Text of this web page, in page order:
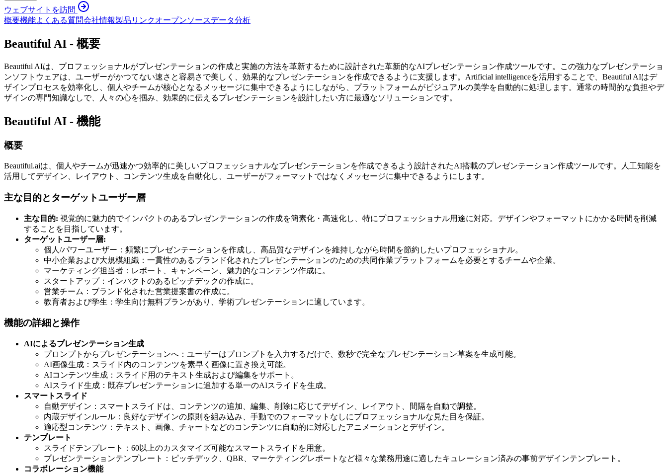
ウェブサイトを訪問
概要機能よくある質問会社情報製品リンクオープンソースデータ分析
Beautiful AI - 概要
Beautiful AIは、プロフェッショナルがプレゼンテーションの作成と実施の方法を革新するために設計された革新的なAIプレゼンテーション作成ツールです。この強力なプレゼンテーショ
ンソフトウェアは、ユーザーがかつてない速さと容易さで美しく、効果的なプレゼンテーションを作成できるように支援します。Artificial intelligenceを活用することで、Beautiful AIはデ
ザインプロセスを効率化し、個人やチームが核心となるメッセージに集中できるようにしながら、プラットフォームがビジュアルの美学を自動的に処理します。通常の時間的な負担やデ
ザインの専門知識なしで、人々の心を掴み、効果的に伝えるプレゼンテーションを設計したい方に最適なソリューションです。
Beautiful AI - 機能
概要
Beautiful.aiは、個人やチームが迅速かつ効率的に美しいプロフェッショナルなプレゼンテーションを作成できるよう設計されたAI搭載のプレゼンテーション作成ツールです。人工知能を
活用してデザイン、レイアウト、コンテンツ生成を自動化し、ユーザーがフォーマットではなくメッセージに集中できるようにします。
主な目的とターゲットユーザー層
主な目的: 視覚的に魅力的でインパクトのあるプレゼンテーションの作成を簡素化・高速化し、特にプロフェッショナル用途に対応。デザインやフォーマットにかかる時間を削減
することを目指しています。
ターゲットユーザー層:
個人/パワーユーザー：頻繁にプレゼンテーションを作成し、高品質なデザインを維持しながら時間を節約したいプロフェッショナル。
中小企業および大規模組織：一貫性のあるブランド化されたプレゼンテーションのための共同作業プラットフォームを必要とするチームや企業。
マーケティング担当者：レポート、キャンペーン、魅力的なコンテンツ作成に。
スタートアップ：インパクトのあるピッチデックの作成に。
営業チーム：ブランド化された営業提案書の作成に。
教育者および学生：学生向け無料プランがあり、学術プレゼンテーションに適しています。
機能の詳細と操作
AIによるプレゼンテーション生成
プロンプトからプレゼンテーションへ：ユーザーはプロンプトを入力するだけで、数秒で完全なプレゼンテーション草案を生成可能。
AI画像生成：スライド内のコンテンツを素早く画像に置き換え可能。
AIコンテンツ生成：スライド用のテキスト生成および編集をサポート。
AIスライド生成：既存プレゼンテーションに追加する単一のAIスライドを生成。
スマートスライド
自動デザイン：スマートスライドは、コンテンツの追加、編集、削除に応じてデザイン、レイアウト、間隔を自動で調整。
内蔵デザインルール：良好なデザインの原則を組み込み、手動でのフォーマットなしにプロフェッショナルな見た目を保証。
適応型コンテンツ：テキスト、画像、チャートなどのコンテンツに自動的に対応したアニメーションとデザイン。
テンプレート
スライドテンプレート：60以上のカスタマイズ可能なスマートスライドを用意。
プレゼンテーションテンプレート：ピッチデック、QBR、マーケティングレポートなど様々な業務用途に適したキュレーション済みの事前デザインテンプレート。
コラボレーション機能